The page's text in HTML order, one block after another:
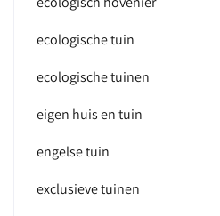
ecologische tuin
ecologische tuinen
eigen huis en tuin
engelse tuin
exclusieve tuinen